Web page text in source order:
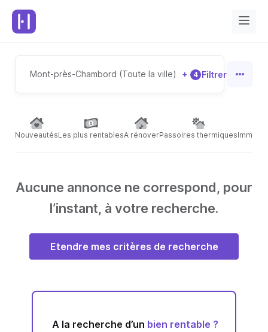
Mont-près-Chambord (Toute la ville) + 4 Filtrer
NouveautésLes plus rentablesA rénoverPassoires thermiques
Aucune annonce ne correspond, pour
l’instant, à votre recherche.
Etendre mes critères de recherche
A la recherche d’un bien rentable ?